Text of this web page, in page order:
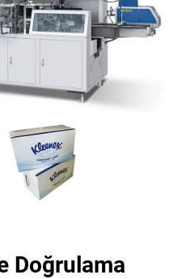
Doğrulama